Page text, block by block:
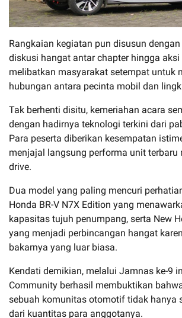
Rangkaian kegiatan pun disusun
diskusi hangat antar chapter hingga
melibatkan masyarakat setempat untuk
hubungan antara pecinta mobil dan
Tak berhenti disitu, kemeriahan acara
dengan hadirnya teknologi terkini dari
Para peserta diberikan kesempatan
menjajal langsung performa unit terbaru
drive.
Dua model yang paling mencuri
Honda BR-V N7X Edition yang
kapasitas tujuh penumpang, serta New
yang menjadi perbincangan hangat
bakarnya yang luar biasa.
Kendati demikian, melalui Jamnas ke-9
Community berhasil membuktikan
sebuah komunitas otomotif tidak hanya
dari kuantitas para anggotanya.